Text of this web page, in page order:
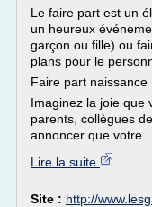
Le faire part est un
un heureux
garçon ou fille) ou
plans pour le
Faire part naissance
Imaginez la joie que
parents, collègues
annoncer que votre...
Lire la suite
Site : http://